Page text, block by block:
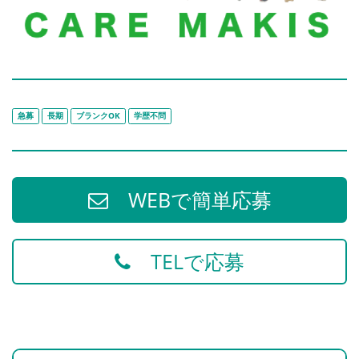
急募 長期 ブランクOK 学歴不問
WEBで簡単応募
TELで応募